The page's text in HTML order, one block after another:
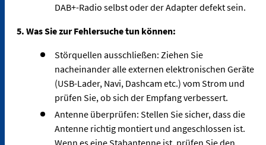
DAB+-Radio selbst oder der Adapter defekt sein.
5. Was Sie zur Fehlersuche tun können:
Störquellen ausschließen: Ziehen Sie
nacheinander alle externen elektronischen Geräte
(USB-Lader, Navi, Dashcam etc.) vom Strom und
prüfen Sie, ob sich der Empfang verbessert.
Antenne überprüfen: Stellen Sie sicher, dass die
Antenne richtig montiert und angeschlossen ist.
Wenn es eine Stabantenne ist, prüfen Sie den